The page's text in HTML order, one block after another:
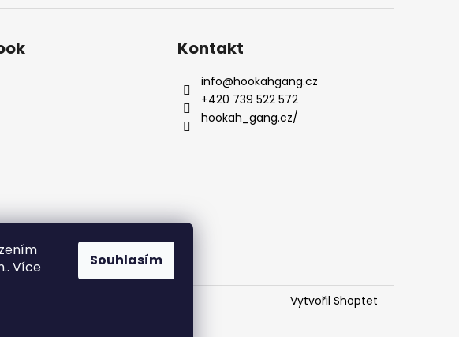
Více
Souhlasím
Kontakt
info@hookahgang.cz
+420 739 522 572
hookah_gang.cz/
Vytvořil Shoptet